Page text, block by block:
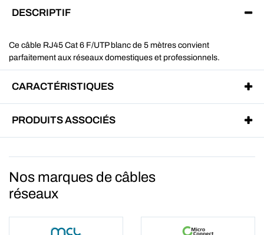
DESCRIPTIF
Ce câble RJ45 Cat 6 F/UTP blanc de 5 mètres convient
parfaitement aux réseaux domestiques et professionnels.
CARACTÉRISTIQUES
PRODUITS ASSOCIÉS
Nos marques de câbles
réseaux